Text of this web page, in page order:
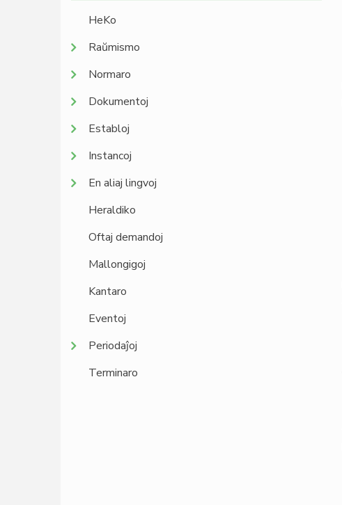
HeKo
Raŭmismo
Normaro
Dokumentoj
Establoj
Instancoj
En aliaj lingvoj
Heraldiko
Oftaj demandoj
Mallongigoj
Kantaro
Eventoj
Periodaĵoj
Terminaro